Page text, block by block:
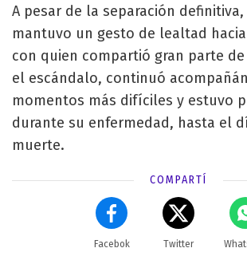
A pesar de la separación definitiva,
mantuvo un gesto de lealtad
con quien compartió gran parte de
el escándalo, continuó
momentos más difíciles y estuvo
durante su enfermedad, hasta el
muerte.
COMPARTÍ
Facebok Twitter